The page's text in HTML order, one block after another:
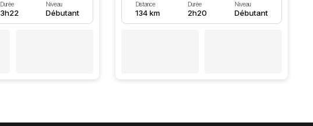
Durée
3h22
Niveau
Débutant
Distance
134 km
Durée
2h20
Niveau
Débutant